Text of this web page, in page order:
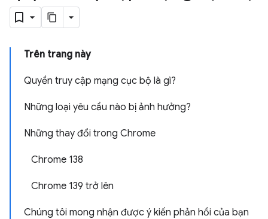
Trên trang này
Quyền truy cập mạng cục bộ là gì?
Những loại yêu cầu nào bị ảnh hưởng?
Những thay đổi trong Chrome
Chrome 138
Chrome 139 trở lên
Chúng tôi mong nhận được ý kiến phản hồi của bạn